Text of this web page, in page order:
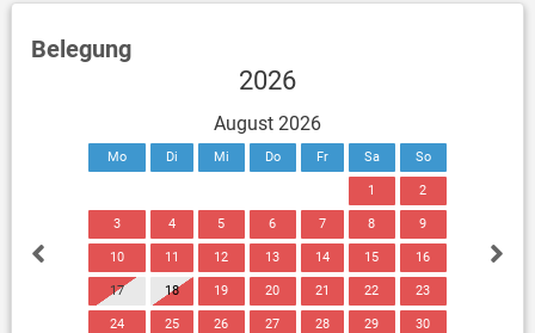
Belegung
2026
August 2026
Mo Di Mi Do Fr Sa So
1 2
3 4 5 6 7 8 9
10 11 12 13 14 15 16
17 18 19 20 21 22 23
24 25 26 27 28 29 30